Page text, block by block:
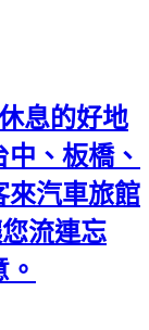
息的好地
、板橋、
來汽車旅館
流連忘